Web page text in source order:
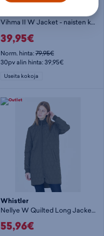
Vihma II W Jacket - naisten kevytvanutakki
39,95€
Norm. hinta:79,95€
30pv alin hinta: 39,95€
Useita kokoja
Whistler
Nellye W Quilted Long Jacket - naisten kevytvanutakki
55,96€